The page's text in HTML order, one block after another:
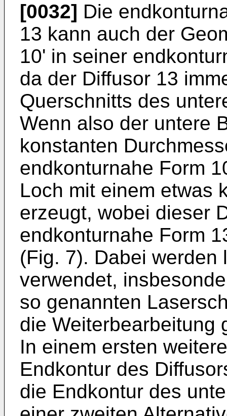
[0032] Die
13 kann auch der
10' in seiner
da der Diffusor 13
Querschnitts des
Wenn also der untere
konstanten
endkonturnahe Form
Loch mit einem etwas
erzeugt, wobei dieser
endkonturnahe Form
(Fig. 7). Dabei werden
verwendet,
so genannten
die Weiterbearbeitung
In einem ersten
Endkontur des
die Endkontur des